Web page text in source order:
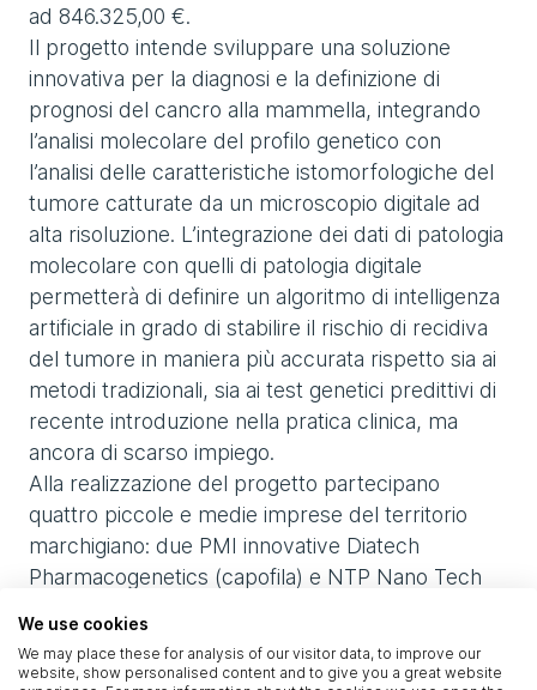
ad 846.325,00 €.
Il progetto intende sviluppare una soluzione
innovativa per la diagnosi e la definizione di
prognosi del cancro alla mammella, integrando
l’analisi molecolare del profilo genetico con
l’analisi delle caratteristiche istomorfologiche del
tumore catturate da un microscopio digitale ad
alta risoluzione. L’integrazione dei dati di patologia
molecolare con quelli di patologia digitale
permetterà di definire un algoritmo di intelligenza
artificiale in grado di stabilire il rischio di recidiva
del tumore in maniera più accurata rispetto sia ai
metodi tradizionali, sia ai test genetici predittivi di
recente introduzione nella pratica clinica, ma
ancora di scarso impiego.
Alla realizzazione del progetto partecipano
quattro piccole e medie imprese del territorio
marchigiano: due PMI innovative Diatech
Pharmacogenetics (capofila) e NTP Nano Tech
competenze dei quattro partner, dall’oncologia di
We use cookies
We may place these for analysis of our visitor data, to improve our
website, show personalised content and to give you a great website